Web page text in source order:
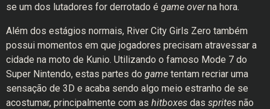
se um dos lutadores for derrotado é game overna hora.
Além dos estágios normais, River City Girls Zero também
possui momentos em que jogadores precisam atravessar a
cidade na moto de Kunio. Utilizando o famoso Mode 7 do
Super Nintendo, estas partes do game tentam recriar uma
sensação de 3D e acaba sendo algo meio estranho de se
acostumar, principalmente com as hitboxes das sprites não